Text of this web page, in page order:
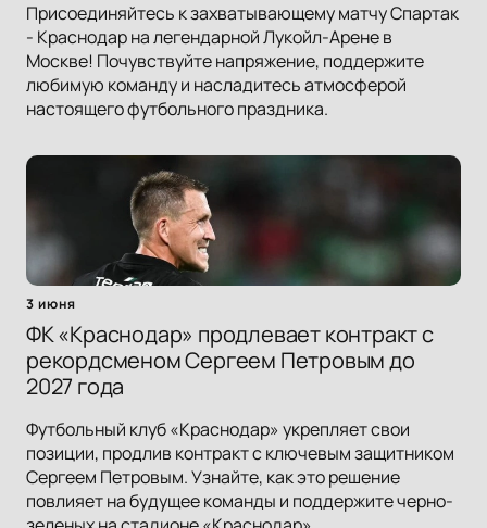
Присоединяйтесь к захватывающему матчу Спартак
- Краснодар на легендарной Лукойл-Арене в
Москве! Почувствуйте напряжение, поддержите
любимую команду и насладитесь атмосферой
настоящего футбольного праздника.
3 июня
ФК «Краснодар» продлевает контракт с
рекордсменом Сергеем Петровым до
2027 года
Футбольный клуб «Краснодар» укрепляет свои
позиции, продлив контракт с ключевым защитником
Сергеем Петровым. Узнайте, как это решение
повлияет на будущее команды и поддержите черно-